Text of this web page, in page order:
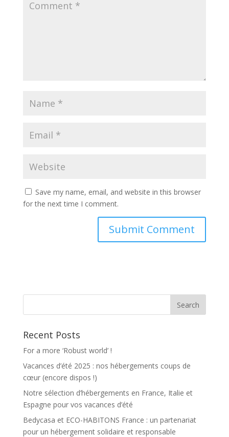
Save my name, email, and website in this browser
for the next time I comment.
Recent Posts
For a more ‘Robust world’ !
Vacances d’été 2025 : nos hébergements coups de
cœur (encore dispos !)
Notre sélection d’hébergements en France, Italie et
Espagne pour vos vacances d’été
Bedycasa et ECO-HABITONS France : un partenariat
pour un hébergement solidaire et responsable